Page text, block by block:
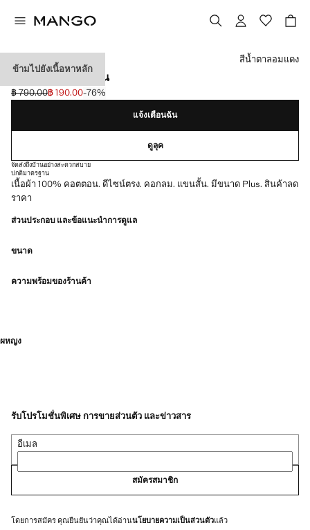
ข้ามไปยังเนื้อหาหลัก
เสื้อยืดผ้าฝ้ายแขนสั้น
ลดราคาเริ่มต้น [฿ 790.00 ]
฿ 790.00
ราคาปัจจุบัน [฿ 190.00 ]
฿ 190.00-76%
เลือกสี
สีน้ำตาลอมแดง
แจ้งเตือนฉัน
ดูลุค
จัดส่งถึงบ้านอย่างสะดวกสบาย
ปกติมาตรฐาน
เนื้อผ้า 100% คอตตอน. ดีไซน์ตรง. คอกลม. แขนสั้น. มีขนาด Plus. สินค้าลด
ราคา
ส่วนประกอบ และข้อแนะนำการดูแล
ขนาด
ความพร้อมของร้านค้า
ผหญง
รับโปรโมชั่นพิเศษ การขายส่วนตัว และข่าวสาร
อีเมล
สมัครสมาชิก
โดยการสมัคร คุณยืนยันว่าคุณได้อ่านนโยบายความเป็นส่วนตัวแล้ว